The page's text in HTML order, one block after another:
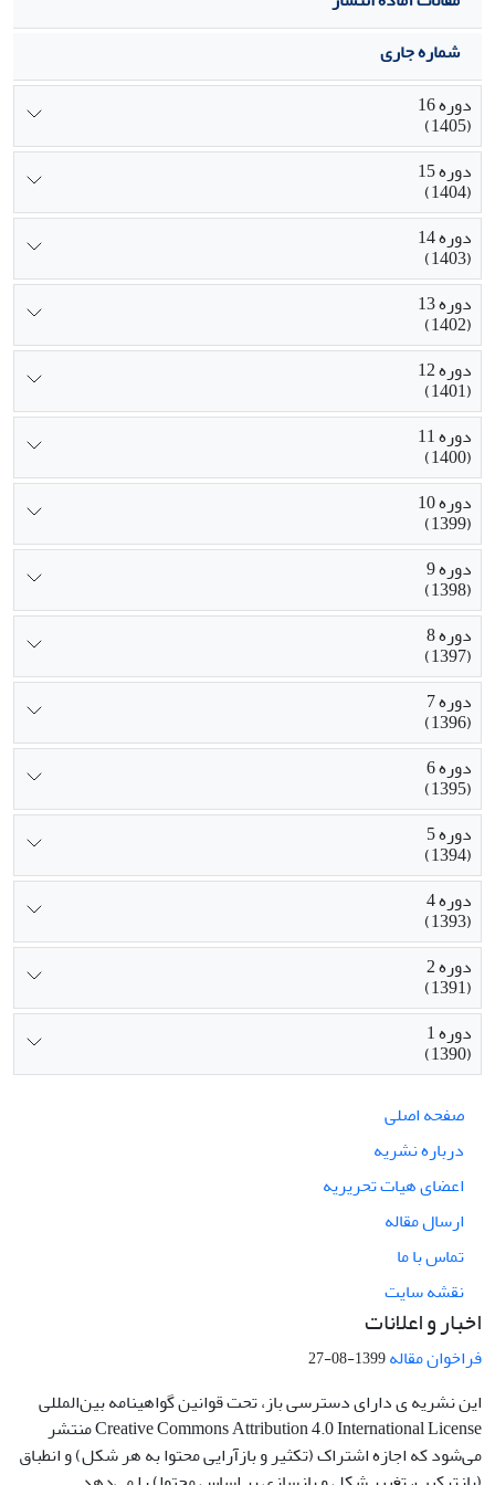
تخصیص نیروهای تعمیراتی مفید واقع شود.
شماره جاری
دوره 16
(1405)
دوره 15
(1404)
دوره 14
(1403)
دوره 13
(1402)
دوره 12
(1401)
دوره 11
(1400)
دوره 10
(1399)
دوره 9
(1398)
دوره 8
(1397)
دوره 7
(1396)
دوره 6
(1395)
دوره 5
(1394)
دوره 4
(1393)
دوره 2
(1391)
دوره 1
(1390)
صفحه اصلی
درباره نشریه
اعضای هیات تحریریه
ارسال مقاله
تماس با ما
نقشه سایت
اخبار و اعلانات
فراخوان مقاله1399-08-27
این نشریه ی دارای دسترسی باز، تحت قوانین گواهینامه بین‌المللی
Creative Commons Attribution 4.0 International License منتشر
می‌شود که اجازه اشتراک (تکثیر و بازآرایی محتوا به هر شکل) و انطباق